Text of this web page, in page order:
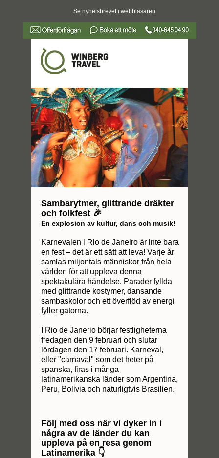
Se nyhetsbrevet i webbläsaren
Sambarytmer, glittrande dräkter
och folkfest 🎉
En explosion av kultur, dans och musik!
Karnevalen i Rio de Janeiro är inte bara
en fest – det är ett sätt att leva! Varje år
samlas miljontals människor från hela
världen för att uppleva denna
spektakulära händelse. Parader fyllda
med glittrande kostymer, dansande
sambaskolor och ett överflöd av energi
fyller gatorna.
I Rio de Janerio börjar festligheterna
fredagen den 9 februari och slutar
lördagen den 17 februari. Karneval,
eller "carnaval" som det heter på
spanska, firas i många
latinamerikanska länder som Argentina,
Peru, Bolivia och naturligtvis Brasilien.
Följ med oss när vi dyker in i
några av de länder du kan
uppleva på en resa genom
Latinamerika 👇